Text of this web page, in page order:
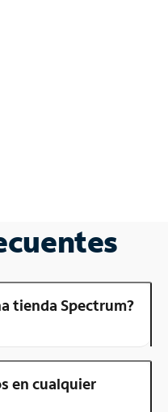
tienda Spectrum?
en cualquier